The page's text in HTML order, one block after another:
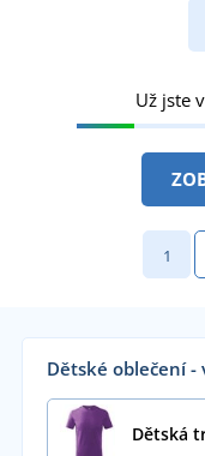
Už jste
1
Dětské oblečení
Dětská